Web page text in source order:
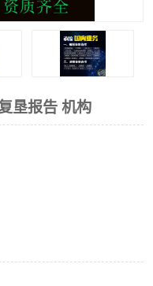
垦报告 机构